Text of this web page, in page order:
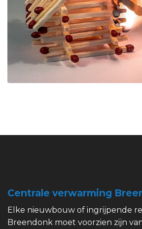
Centrale verwarming
Elke nieuwbouw of ingrijpende
Breendonk moet voorzien zijn